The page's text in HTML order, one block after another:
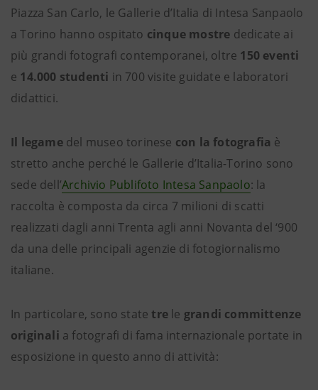
Piazza San Carlo, le Gallerie d’Italia di Intesa Sanpaolo
a Torino hanno ospitato cinque mostre dedicate ai
più grandi fotografi contemporanei, oltre 150 eventi
e 14.000 studenti in 700 visite guidate e laboratori
didattici.
Il legame del museo torinese con la fotografia è
stretto anche perché le Gallerie d’Italia-Torino sono
sede dell’Archivio Publifoto Intesa Sanpaolo: la
raccolta è composta da circa 7 milioni di scatti
realizzati dagli anni Trenta agli anni Novanta del ‘900
da una delle principali agenzie di fotogiornalismo
italiane.
In particolare, sono state tre le grandi committenze
originali a fotografi di fama internazionale portate in
esposizione in questo anno di attività: